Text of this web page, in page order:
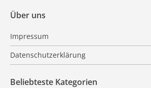
Über uns
Impressum
Datenschutzerklärung
Beliebteste Kategorien